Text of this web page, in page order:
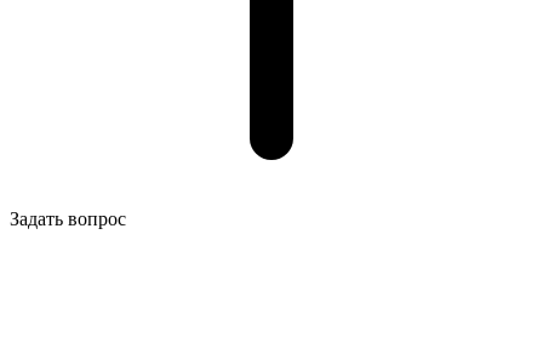
Задать вопрос